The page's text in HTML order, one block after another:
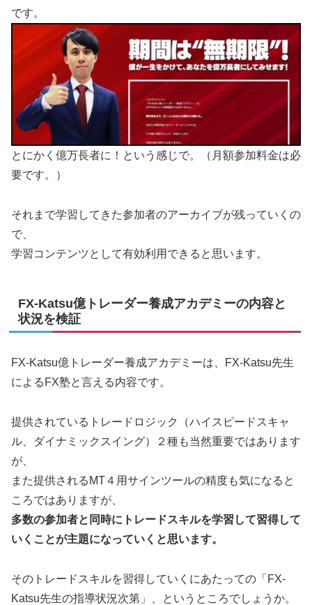
です。
とにかく億万長者に！という感じで。（月額参加料金は必
要です。）
それまで学習してきた参加者のアーカイブが残っていくの
で、
学習コンテンツとして有効利用できると思います。
FX-Katsu億トレーダー養成アカデミーの内容と
状況を検証
FX-Katsu億トレーダー養成アカデミーは、FX-Katsu先生
によるFX塾と言える内容です。
提供されているトレードロジック（ハイスピードスキャ
ル、ダイナミックスイング）２種も当然重要ではあります
が、
また提供されるMT４用サインツールの精度も気になると
ころではありますが、
多数の参加者と同時にトレードスキルを学習して習得して
いくことが主題になっていくと思います。
そのトレードスキルを習得していくにあたっての「FX-
Katsu先生の指導状況次第」、というところでしょうか。